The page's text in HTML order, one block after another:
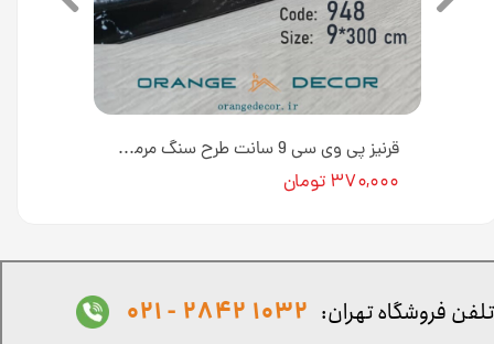
قرنیز پی وی سی 9 سانت طرح سنگ مرمر مشکی به طول 3 متر کد 948 [انبار تهران]
۳۷۰,۰۰۰ تومان
تلفن فروشگاه تهران: 1032 2842 - 021